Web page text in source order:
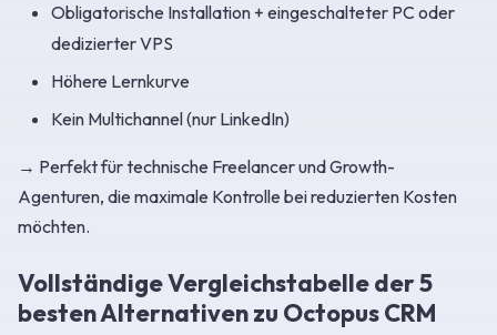
Obligatorische Installation + eingeschalteter PC oder
dedizierter VPS
Höhere Lernkurve
Kein Multichannel (nur LinkedIn)
→ Perfekt für technische Freelancer und Growth-
Agenturen, die maximale Kontrolle bei reduzierten Kosten
möchten.
Vollständige Vergleichstabelle der 5
besten Alternativen zu Octopus CRM